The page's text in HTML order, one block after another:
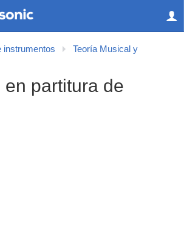
instrumentos
Teoría Musical y
partitura de